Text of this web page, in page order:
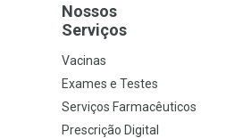
Nossos
Serviços
Vacinas
Exames e Testes
Serviços Farmacêuticos
Prescrição Digital